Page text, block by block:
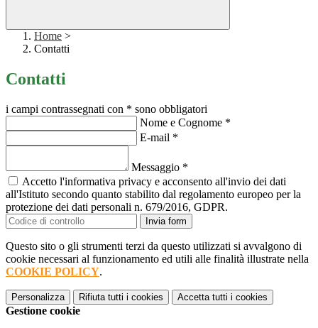
Home >
Contatti
Contatti
i campi contrassegnati con * sono obbligatori
Nome e Cognome *
E-mail *
Messaggio *
Accetto l'informativa privacy e acconsento all'invio dei dati
all'Istituto secondo quanto stabilito dal regolamento europeo per la
protezione dei dati personali n. 679/2016, GDPR.
Invia form
Questo sito o gli strumenti terzi da questo utilizzati si avvalgono di
cookie necessari al funzionamento ed utili alle finalità illustrate nella
COOKIE POLICY.
Personalizza Rifiuta tutti i cookies Accetta tutti i cookies
Gestione cookie